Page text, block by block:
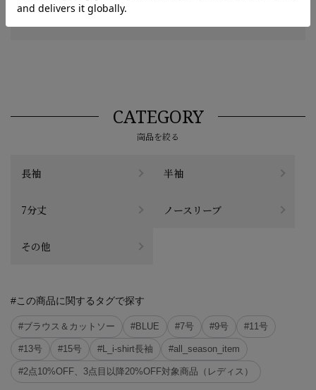
CATEGORY
商品を絞る
長袖 半袖
7分丈 ノースリーブ
その他
#この商品に関するタグで探す
#ブラウス＆カットソー #BLUE #7号 #9号 #11号
#13号 #15号 #L_i-shirt長袖 #all_season_item
#2点10%OFF、3点目以降20%OFF対象商品（レディス）